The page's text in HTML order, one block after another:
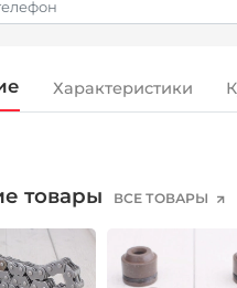
Характеристики
товары ВСЕ ТОВАРЫ